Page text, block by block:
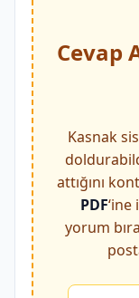
Cevap
Kasnak
attığını
PDF‘ine
yorum